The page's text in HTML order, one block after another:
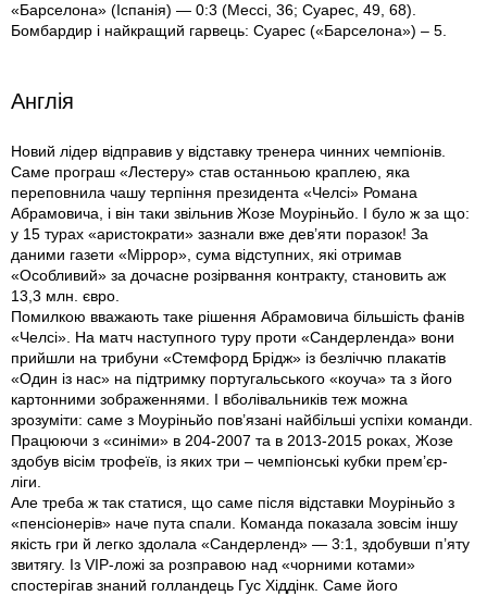
«Барселона» (Іспанія) — 0:3 (Мессі, 36; Суарес, 49, 68).
Бомбардир і найкращий гарвець: Суарес («Барселона») – 5.
Англія
Новий лідер відправив у відставку тренера чинних чемпіонів.
Саме програш «Лестеру» став останньою краплею, яка
переповнила чашу терпіння президента «Челсі» Романа
Абрамовича, і він таки звільнив Жозе Моуріньйо. І було ж за що:
у 15 турах «аристократи» зазнали вже дев’яти поразок! За
даними газети «Міррор», сума відступних, які отримав
«Особливий» за дочасне розірвання контракту, становить аж
13,3 млн. євро.
Помилкою вважають таке рішення Абрамовича більшість фанів
«Челсі». На матч наступного туру проти «Сандерленда» вони
прийшли на трибуни «Стемфорд Брідж» із безліччю плакатів
«Один із нас» на підтримку португальського «коуча» та з його
картонними зображеннями. І вболівальників теж можна
зрозуміти: саме з Моуріньйо пов’язані найбільші успіхи команди.
Працюючи з «синіми» в 204-2007 та в 2013-2015 роках, Жозе
здобув вісім трофеїв, із яких три – чемпіонські кубки прем’єр-
ліги.
Але треба ж так статися, що саме після відставки Моуріньйо з
«пенсіонерів» наче пута спали. Команда показала зовсім іншу
якість гри й легко здолала «Сандерленд» — 3:1, здобувши п’яту
звитягу. Із VIP-ложі за розправою над «чорними котами»
спостерігав знаний голландець Гус Хіддінк. Саме його